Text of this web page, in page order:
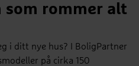
som rommer alt
i ditt nye hus? I BoligPartner
på cirka 150